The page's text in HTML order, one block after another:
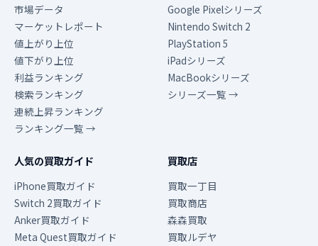
市場データ
マーケットレポート
値上がり上位
値下がり上位
利益ランキング
検索ランキング
連続上昇ランキング
ランキング一覧 →
Google Pixelシリーズ
Nintendo Switch 2
PlayStation 5
iPadシリーズ
MacBookシリーズ
シリーズ一覧 →
人気の買取ガイド
iPhone買取ガイド
Switch 2買取ガイド
Anker買取ガイド
Meta Quest買取ガイド
買取店
買取一丁目
買取商店
森森買取
買取ルデヤ